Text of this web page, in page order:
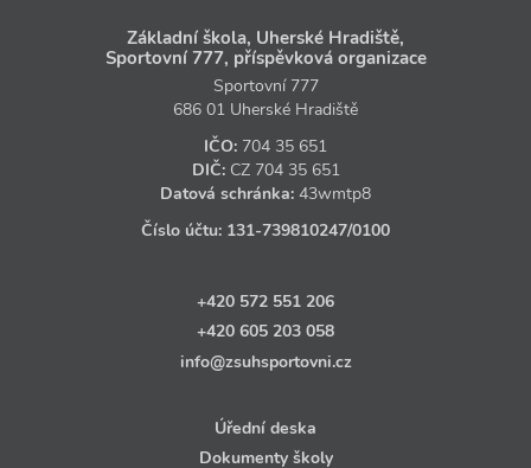
Základní škola, Uherské Hradiště,
Sportovní 777, příspěvková organizace
Sportovní 777
686 01 Uherské Hradiště
IČO: 704 35 651
DIČ: CZ 704 35 651
Datová schránka: 43wmtp8
Číslo účtu: 131‑739810247/0100
+420 572 551 206
+420 605 203 058
info@zsuhsportovni.cz
Úřední deska
Dokumenty školy